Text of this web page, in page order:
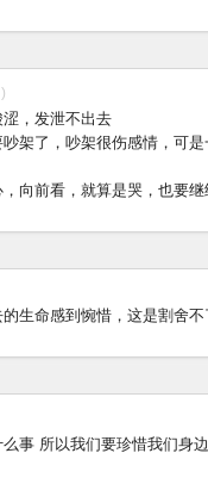
，发泄不出去
架了，吵架很伤感情，可
向前看，就算是哭，也要
生命感到惋惜，这是割舍
事 所以我们要珍惜我们身